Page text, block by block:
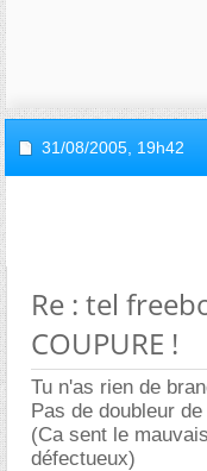
31/08/2005, 19h42
Re : tel
COUPURE !
Tu n'as rien de
Pas de doubleur
(Ca sent le
défectueux)